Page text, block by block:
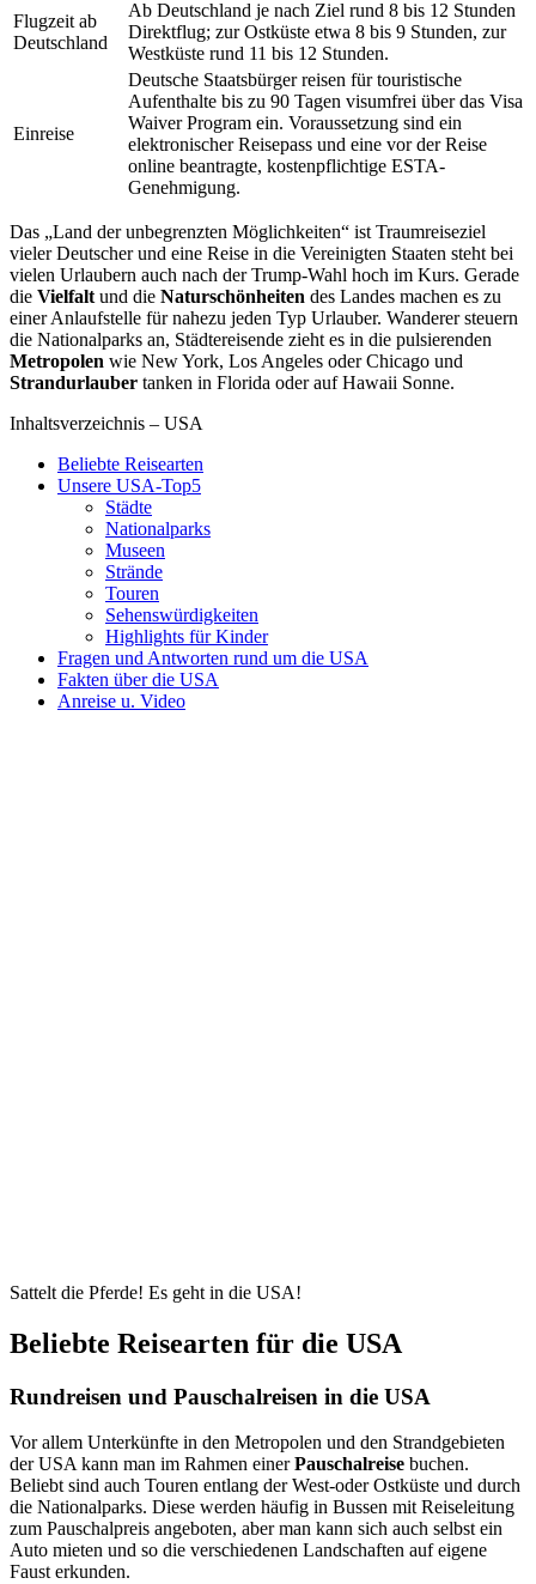
Flugzeit ab
Deutschland
Ab Deutschland je nach Ziel rund 8 bis 12 Stunden
Direktflug; zur Ostküste etwa 8 bis 9 Stunden, zur
Westküste rund 11 bis 12 Stunden.
Einreise
Deutsche Staatsbürger reisen für touristische
Aufenthalte bis zu 90 Tagen visumfrei über das Visa
Waiver Program ein. Voraussetzung sind ein
elektronischer Reisepass und eine vor der Reise
online beantragte, kostenpflichtige ESTA-
Genehmigung.
Das „Land der unbegrenzten Möglichkeiten“ ist Traumreiseziel
vieler Deutscher und eine Reise in die Vereinigten Staaten steht bei
vielen Urlaubern auch nach der Trump-Wahl hoch im Kurs. Gerade
die Vielfalt und die Naturschönheiten des Landes machen es zu
einer Anlaufstelle für nahezu jeden Typ Urlauber. Wanderer steuern
die Nationalparks an, Städtereisende zieht es in die pulsierenden
Metropolen wie New York, Los Angeles oder Chicago und
Strandurlauber tanken in Florida oder auf Hawaii Sonne.
Inhaltsverzeichnis – USA
Beliebte Reisearten
Unsere USA-Top5
Städte
Nationalparks
Museen
Strände
Touren
Sehenswürdigkeiten
Highlights für Kinder
Fragen und Antworten rund um die USA
Fakten über die USA
Anreise u. Video
Sattelt die Pferde! Es geht in die USA!
Beliebte Reisearten für die USA
Rundreisen und Pauschalreisen in die USA
Vor allem Unterkünfte in den Metropolen und den Strandgebieten
der USA kann man im Rahmen einerPauschalreise buchen.
Beliebt sind auch Touren entlang der West-oder Ostküste und durch
die Nationalparks. Diese werden häufig in Bussen mit Reiseleitung
zum Pauschalpreis angeboten, aber man kann sich auch selbst ein
Auto mieten und so die verschiedenen Landschaften auf eigene
Faust erkunden.